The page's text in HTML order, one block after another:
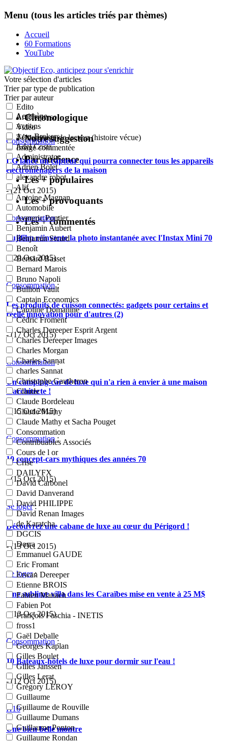
Menu (tous les articles triés par thèmes)
Accueil
60 Formations
YouTube
Votre sélection d'articles
Trier par type de publication
Edito
Article perso
Vidéo
Témoignage de lecteur (histoire vécue)
Image commentée
Trier par auteur
Acrithène
Actions
Actu-Brokers
Adel Costa
Administrator
Adrien Bolet
alexandre robot
Alif
Antoine Magnan
Automobile
Aymeric Pontier
Benjamin Aubert
Benjamin Sicard
Benoît
Bernard Basset
Bernard Marois
Bruno Napoli
Bullion Vault
Captain Economics
Caroline Domanine
Cédric Froment
Charles Dereeper Esprit Argent
Charles Dereeper Images
Charles Morgan
Charles Sannat
charles Sannat
Christophe Gautheron
Claude
Claude Bordeleau
Claude Mathy
Claude Mathy et Sacha Pouget
Consommation
Contribuables Associés
Cours de l or
Crise
DAILYFX
David Carbonel
David Danverand
David PHILIPPE
David Renan Images
de Karatcha
DGCIS
Dorra
Emmanuel GAUDE
Eric Fromant
Erwan Dereeper
Etienne BROIS
Fabien Manach
Fabien Pot
François Foschia - INETIS
fross1
Gaël Deballe
Georges Kaplan
Gilles Boulet
Gilles Janssen
Gilles Lerat
Grégory LEROY
Guillaume
Guillaume de Rouville
Guillaume Dumans
Guillaume Ponton
Guillaume Rondan
Chronologique
Notre suggestion
Par audience
Les + populaires
Les + provoquants
Les + commentés
Consommation:
LG lance un capteur qui pourra connecter tous les appareils
électroménagers de la maison
- (21 Oct 2015)
Consommation:
Fujifilm réinvente la photo instantanée avec l'Instax Mini 70
- (20 Oct 2015)
Consommation:
Les produits de cuisson connectés: gadgets pour certains et
réelle innovation pour d'autres (2)
- (17 Oct 2015)
Consommation:
Un camping-car de luxe qui n'a rien à envier à une maison
d'architecte !
- (15 Oct 2015)
Consommation :
10 concept-cars mythiques des années 70
- (15 Oct 2015)
Se loger:
Découvrez une cabane de luxe au cœur du Périgord !
- (13 Oct 2015)
Se loger:
Une sublime villa dans les Caraïbes mise en vente à 25 M$
- (13 Oct 2015)
Consommation:
10 Bateaux-hôtels de luxe pour dormir sur l'eau !
- (12 Oct 2015)
H16:
Une bien belle montre